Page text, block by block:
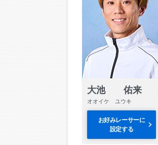
大池 佑来
オオイケ ユウキ
お好みレーサーに
設定する